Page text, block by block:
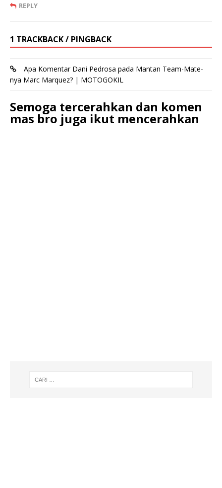
REPLY
1 TRACKBACK / PINGBACK
Apa Komentar Dani Pedrosa pada Mantan Team-Mate-
nya Marc Marquez? | MOTOGOKIL
Semoga tercerahkan dan komen
mas bro juga ikut mencerahkan